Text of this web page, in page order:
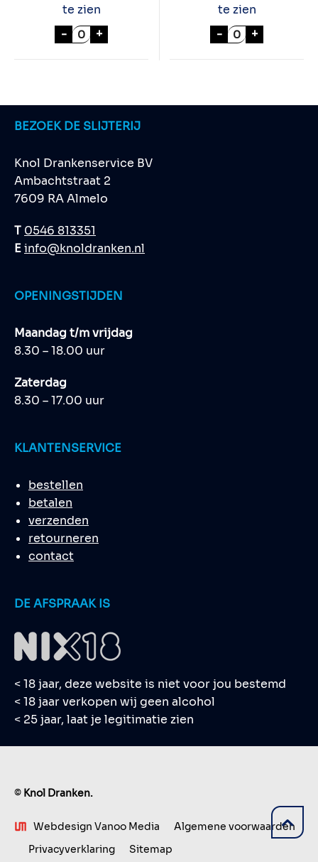
te zien
- BAVARIA WIT 0,0% 24x30cl aantal
+
te zien
- BAVARIA PILS
+
BEZOEK DE SLIJTERIJ
Knol Drankenservice BV
Ambachtstraat 2
7609 RA Almelo
T 0546 813351
Einfo@knoldranken.nl
OPENINGSTIJDEN
Maandag t/m vrijdag
8.30 – 18.00 uur
Zaterdag
8.30 – 17.00 uur
KLANTENSERVICE
bestellen
betalen
verzenden
retourneren
contact
DE AFSPRAAK IS
< 18 jaar, deze website is niet voor jou bestemd
< 18 jaar verkopen wij geen alcohol
< 25 jaar, laat je legitimatie zien
© Knol Dranken.
Webdesign Vanoo Media
Algemene voorwaarden
Privacyverklaring
Sitemap